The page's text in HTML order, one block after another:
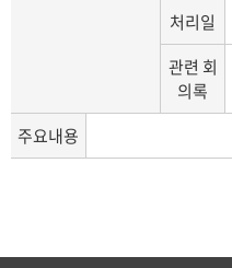
처리일
관련 회
의록
주요내용